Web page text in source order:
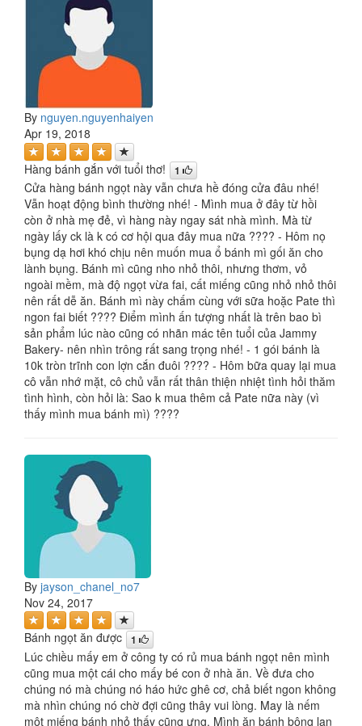
By nguyen.nguyenhaiyen
Apr 19, 2018
Hàng bánh gắn với tuổi thơ! 1
Cửa hàng bánh ngọt này vẫn chưa hề đóng cửa đâu nhé!
Vẫn hoạt động bình thường nhé! - Mình mua ở đây từ hồi
còn ở nhà mẹ đẻ, vì hàng này ngay sát nhà mình. Mà từ
ngày lấy ck là k có cơ hội qua đây mua nữa ???? - Hôm nọ
bụng dạ hơi khó chịu nên muốn mua ổ bánh mì gối ăn cho
lành bụng. Bánh mì cũng nho nhỏ thôi, nhưng thơm, vỏ
ngoài mềm, mà độ ngọt vừa fai, cất miếng cũng nhỏ nhỏ thôi
nên rất dễ ăn. Bánh mì này chấm cùng với sữa hoặc Pate thì
ngon fai biết ???? Điểm mình ấn tượng nhất là trên bao bì
sản phẩm lúc nào cũng có nhãn mác tên tuổi của Jammy
Bakery- nên nhìn trông rất sang trọng nhé! - 1 gói bánh là
10k tròn trĩnh con lợn cắn đuôi ???? - Hôm bữa quay lại mua
cô vẫn nhớ mặt, cô chủ vẫn rất thân thiện nhiệt tình hỏi thăm
tình hình, còn hỏi là: Sao k mua thêm cả Pate nữa này (vì
thấy mình mua bánh mì) ????
By jayson_chanel_no7
Nov 24, 2017
Bánh ngọt ăn được 1
Lúc chiều mấy em ở công ty có rủ mua bánh ngọt nên mình
cũng mua một cái cho mấy bé con ở nhà ăn. Về đưa cho
chúng nó mà chúng nó háo hức ghê cơ, chả biết ngon không
mà nhìn chúng nó chờ đợi cũng thây vui lòng. May là nếm
một miếng bánh nhỏ thấy cũng ưng. Mình ăn bánh bông lan